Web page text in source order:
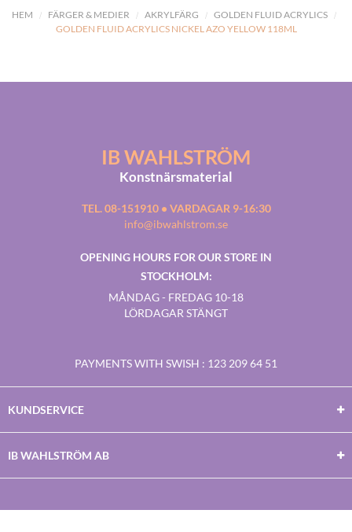
HEM FÄRGER & MEDIER AKRYLFÄRG
GOLDEN FLUID ACRYLICS
GOLDEN FLUID ACRYLICS NICKEL AZO YELLOW 118ML
IB WAHLSTRÖM
Konstnärsmaterial
TEL. 08-151910 • VARDAGAR 9-16:30
info@ibwahlstrom.se
OPENING HOURS FOR OUR STORE IN
STOCKHOLM:
MÅNDAG - FREDAG 10-18
LÖRDAGAR STÄNGT
PAYMENTS WITH SWISH : 123 209 64 51
KUNDSERVICE
IB WAHLSTRÖM AB
Facebook
TwitterYoutubeInstagram